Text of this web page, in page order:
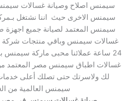
سيمنس اصلاح وصيانة غسالات
سيمنس الاخرى حيث اننا نشتغل
سيمنس المعتمد لصيانة جميع
غسالات سيمنس وباقي منتجات
24 ساعة عملائنا محبى ماركة
غسالات اطباق سيمنس مصر المعتمد
لك ولاسرتك حتى تصلك أعلى
سيمنس العالمية من